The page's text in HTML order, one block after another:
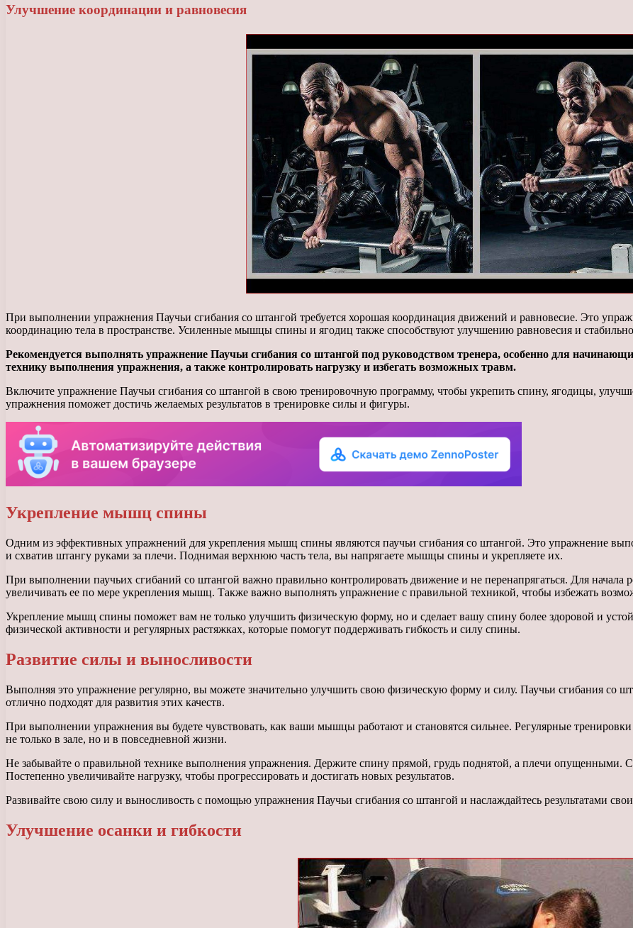
Улучшение координации и равновесия
При выполнении упражнения Паучьи сгибания со штангой требуется хорошая координация движений и равновесие. Это
координацию тела в пространстве. Усиленные мышцы спины и ягодиц также способствуют улучшению равновесия и
Рекомендуется выполнять упражнение Паучьи сгибания со штангой под руководством тренера, особенно для
технику выполнения упражнения, а также контролировать нагрузку и избегать возможных травм.
Включите упражнение Паучьи сгибания со штангой в свою тренировочную программу, чтобы укрепить спину, ягодицы,
упражнения поможет достичь желаемых результатов в тренировке силы и фигуры.
Укрепление мышц спины
Одним из эффективных упражнений для укрепления мышц спины являются паучьи сгибания со штангой. Это упражнение
и схватив штангу руками за плечи. Поднимая верхнюю часть тела, вы напрягаете мышцы спины и укрепляете их.
При выполнении паучьих сгибаний со штангой важно правильно контролировать движение и не перенапрягаться. Для начала
увеличивать ее по мере укрепления мышц. Также важно выполнять упражнение с правильной техникой, чтобы избежать
Укрепление мышц спины поможет вам не только улучшить физическую форму, но и сделает вашу спину более здоровой и
физической активности и регулярных растяжках, которые помогут поддерживать гибкость и силу спины.
Развитие силы и выносливости
Выполняя это упражнение регулярно, вы можете значительно улучшить свою физическую форму и силу. Паучьи сгибания со
отлично подходят для развития этих качеств.
При выполнении упражнения вы будете чувствовать, как ваши мышцы работают и становятся сильнее. Регулярные
не только в зале, но и в повседневной жизни.
Не забывайте о правильной технике выполнения упражнения. Держите спину прямой, грудь поднятой, а плечи опущенными.
Постепенно увеличивайте нагрузку, чтобы прогрессировать и достигать новых результатов.
Развивайте свою силу и выносливость с помощью упражнения Паучьи сгибания со штангой и наслаждайтесь результатами
Улучшение осанки и гибкости